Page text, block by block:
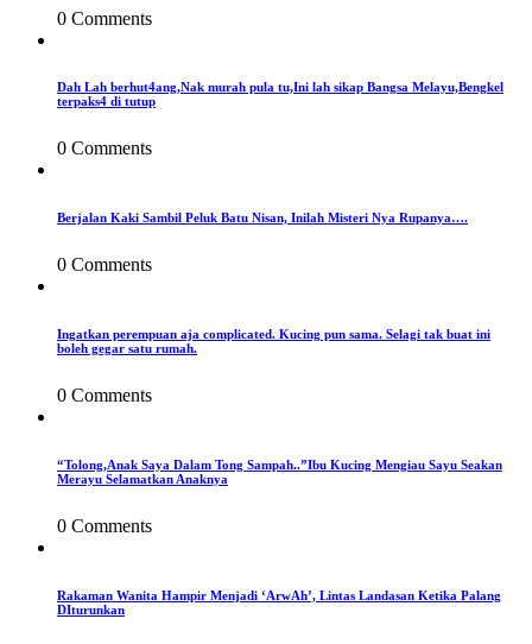
0 Comments
Dah Lah berhut4ang,Nak murah pula tu,Ini lah sikap Bangsa Melayu,Bengkel
terpaks4 di tutup
0 Comments
Berjalan Kaki Sambil Peluk Batu Nisan, Inilah Misteri Nya Rupanya….
0 Comments
Ingatkan perempuan aja complicated. Kucing pun sama. Selagi tak buat ini
boleh gegar satu rumah.
0 Comments
“Tolong,Anak Saya Dalam Tong Sampah..”Ibu Kucing Mengiau Sayu Seakan
Merayu Selamatkan Anaknya
0 Comments
Rakaman Wanita Hampir Menjadi ‘ArwAh’, Lintas Landasan Ketika Palang
DIturunkan